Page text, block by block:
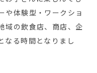
や体験型・ワークショ
域の飲食店、商店、企
なる時間となりまし